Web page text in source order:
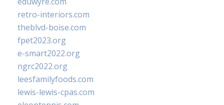
retro-interiors.com
theblvd-boise.com
fpet2023.org
e-smart2022.org
ngrc2022.org
leesfamilyfoods.com
lewis-lewis-cpas.com